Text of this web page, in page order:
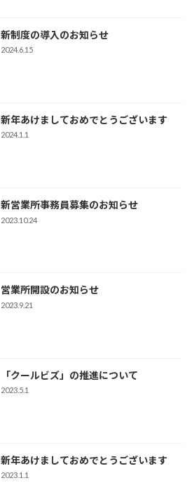
新制度の導入のお知らせ
2024.6.15
新年あけましておめでとうございます
2024.1.1
新営業所事務員募集のお知らせ
2023.10.24
営業所開設のお知らせ
2023.9.21
「クールビズ」の推進について
2023.5.1
新年あけましておめでとうございます
2023.1.1